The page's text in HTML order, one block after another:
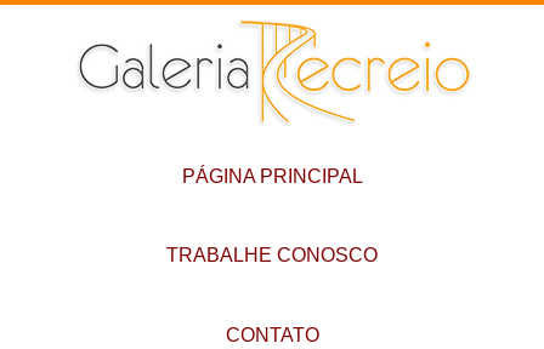
PÁGINA PRINCIPAL
TRABALHE CONOSCO
CONTATO